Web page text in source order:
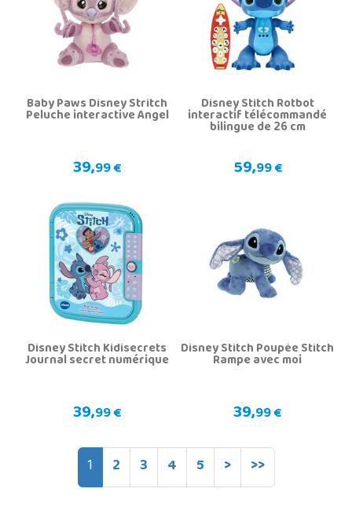
Baby Paws Disney Stritch
Peluche interactive Angel
39,99 €
Disney Stitch Rotbot
interactif télécommandé
bilingue de 26 cm
59,99 €
Disney Stitch Kidisecrets
Journal secret numérique
39,99 €
Disney Stitch Poupée Stitch
Rampe avec moi
39,99 €
1 2 3 4 5 > >>